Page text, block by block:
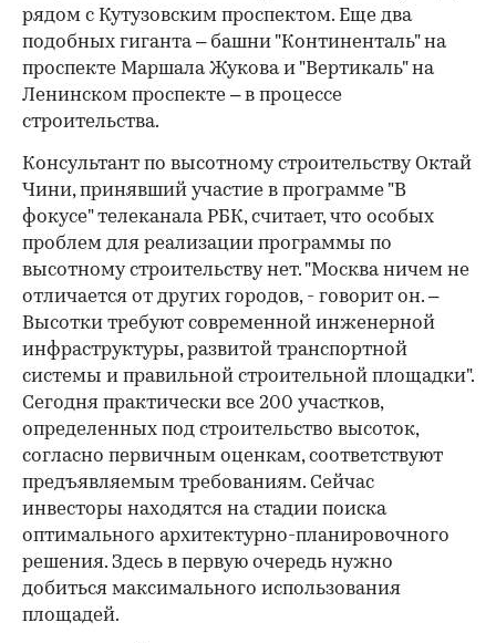
рядом с Кутузовским проспектом. Еще два
подобных гиганта – башни "Континенталь" на
проспекте Маршала Жукова и "Вертикаль" на
Ленинском проспекте – в процессе
строительства.
Консультант по высотному строительству Октай
Чини, принявший участие в программе "В
фокусе" телеканала РБК, считает, что особых
проблем для реализации программы по
высотному строительству нет. "Москва ничем не
отличается от других городов, - говорит он. –
Высотки требуют современной инженерной
инфраструктуры, развитой транспортной
системы и правильной строительной площадки".
Сегодня практически все 200 участков,
определенных под строительство высоток,
согласно первичным оценкам, соответствуют
предъявляемым требованиям. Сейчас
инвесторы находятся на стадии поиска
оптимального архитектурно-планировочного
решения. Здесь в первую очередь нужно
добиться максимального использования
площадей.